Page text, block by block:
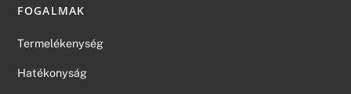
FOGALMAK
Termelékenység
Hatékonyság